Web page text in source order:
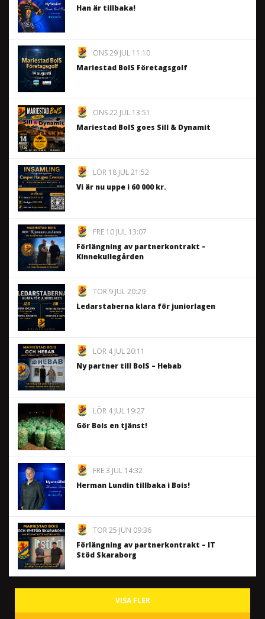
Han är tillbaka!
ONS 29 JUL 11:10
Mariestad BoIS Företagsgolf
ONS 22 JUL 13:51
Mariestad BoIS goes Sill & Dynamit
LÖR 18 JUL 21:52
Vi är nu uppe i 60 000 kr.
FRE 10 JUL 13:07
Förlängning av partnerkontrakt –
Kinnekullegården
TOR 9 JUL 20:29
Ledarstaberna klara för juniorlagen
LÖR 4 JUL 20:11
Ny partner till BoIS – Hebab
LÖR 4 JUL 19:27
Gör Bois en tjänst!
FRE 3 JUL 14:32
Herman Lundin tillbaka i Bois!
TOR 25 JUN 09:36
Förlängning av partnerkontrakt – IT
Stöd Skaraborg
VISA FLER